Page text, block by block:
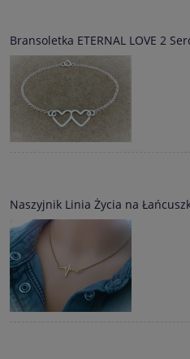
Bransoletka ETERNAL LOVE 2
Naszyjnik Linia Życia na